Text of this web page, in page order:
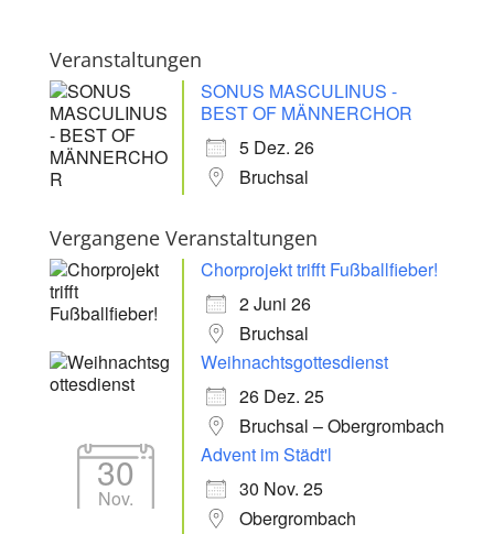
Veranstaltungen
SONUS MASCULINUS -
BEST OF MÄNNERCHOR
5 Dez. 26
Bruchsal
Vergangene Veranstaltungen
Chorprojekt trifft Fußballfieber!
2 Juni 26
Bruchsal
Weihnachtsgottesdienst
26 Dez. 25
Bruchsal – Obergrombach
30
Nov.
Advent im Städt'l
30 Nov. 25
Obergrombach